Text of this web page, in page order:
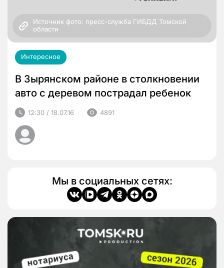
Источник фото: пресс-служба ГИБДД Томской
области
Интересное
В Зырянском районе в столкновении
авто с деревом пострадал ребенок
12:30 / 18.07.16 4891
Мы в социальных сетях: